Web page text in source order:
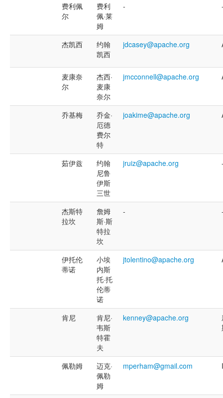
费利佩
尔
费利
佩·莱
姆
-
杰凯西
约翰
凯西
jdcasey@apache.org
麦康奈
尔
杰西·
麦康
奈尔
jmcconnell@apache.org
乔基梅
乔金·
厄德
费尔
特
joakime@apache.org
茹伊兹
约翰
尼鲁
伊斯
三世
jruiz@apache.org
杰斯特
拉坎
詹姆
斯·斯
特拉
坎
-
伊托伦
蒂诺
小埃
内斯
托·托
伦蒂
诺
jtolentino@apache.org
肯尼
肯尼·
韦斯
特霍
夫
kenney@apache.org
佩勒姆
迈克·
佩勒
姆
mperham@gmail.com